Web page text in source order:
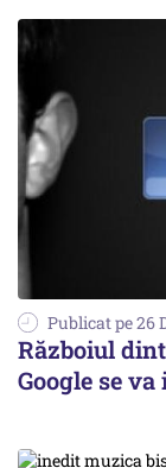
Publicat pe 26
Războiul
Google se